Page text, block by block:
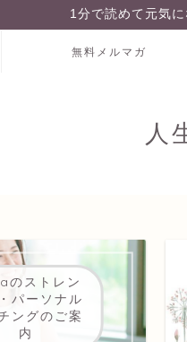
1分で読めて元気
無料メルマガ
人
のストレン
パーソナル
ングのご案
内